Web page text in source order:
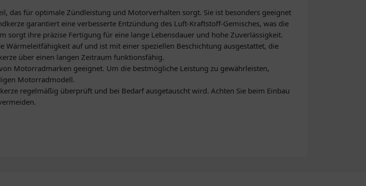
das für optimale Zündleistung und Motorverhalten sorgt. Sie ist besonders geeignet
garantiert eine verbesserte Entzündung des Luft-Kraftstoff-Gemisches, was die
ihre präzise Fertigung für eine lange Lebensdauer und hohe Zuverlässigkeit.
Wärmeleitfähigkeit auf und ist mit einer speziellen Beschichtung ausgestattet, die
über einen langen Zeitraum funktionsfähig.
Motorradmarken geeignet. Um die bestmögliche Leistung zu gewährleisten,
Motorradmodell.
regelmäßig überprüft und bei Bedarf ausgetauscht wird. Achten Sie beim Einbau